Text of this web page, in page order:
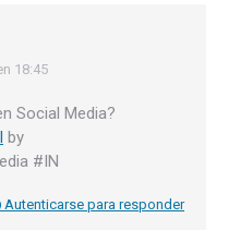
18:45
Social Media?
by
#IN
Autenticarse para responder